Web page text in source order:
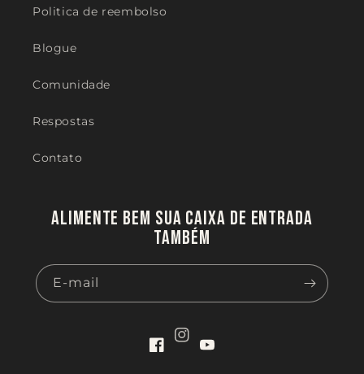
Politica de reembolso
Blogue
Comunidade
Respostas
Contato
Alimente bem sua caixa de entrada
também
E-mail
Facebook
Instagram
YouTube